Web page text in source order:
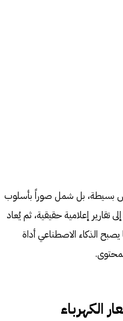
بسيطة، بل شمل صوراً بأسلوب
إعلامية حقيقية، ثم يُعاد
الذكاء الاصطناعي أداة
الكهرباء